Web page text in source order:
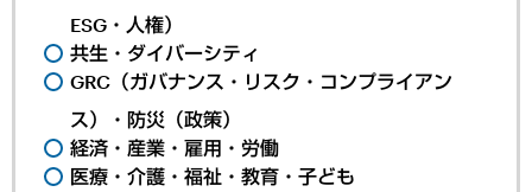
ESG・人権）
共生・ダイバーシティ
GRC（ガバナンス・リスク・コンプライアン
ス）・防災（政策）
経済・産業・雇用・労働
医療・介護・福祉・教育・子ども